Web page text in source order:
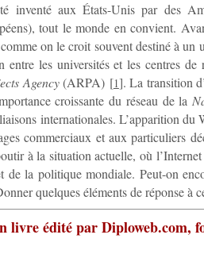
inventé aux États-Unis par des
tout le monde en convient.
on le croit souvent destiné à
entre les universités et les centres de
Agency(ARPA) [1]. La transition
croissante du réseau de la
internationales. L’apparition du
commerciaux et aux particuliers
à la situation actuelle, où
de la politique mondiale. Peut-on
quelques éléments de réponse à
livre édité par Diploweb.com,